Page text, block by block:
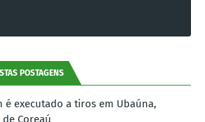
POSTAGENS
é executado a tiros em Ubaúna,
Coreaú